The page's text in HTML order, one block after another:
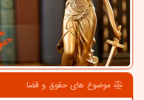
موضوع های حقوق و قضا